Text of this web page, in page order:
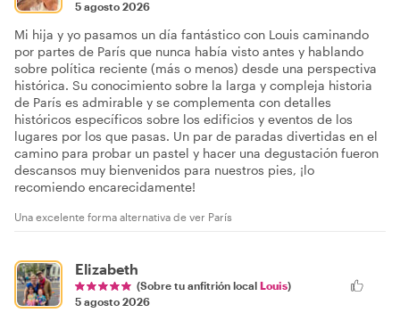
5 agosto 2026
Mi hija y yo pasamos un día fantástico con Louis caminando
por partes de París que nunca había visto antes y hablando
sobre política reciente (más o menos) desde una perspectiva
histórica. Su conocimiento sobre la larga y compleja historia
de París es admirable y se complementa con detalles
históricos específicos sobre los edificios y eventos de los
lugares por los que pasas. Un par de paradas divertidas en el
camino para probar un pastel y hacer una degustación fueron
descansos muy bienvenidos para nuestros pies, ¡lo
recomiendo encarecidamente!
Una excelente forma alternativa de ver París
Elizabeth
(Sobre tu anfitrión local Louis)
5 agosto 2026